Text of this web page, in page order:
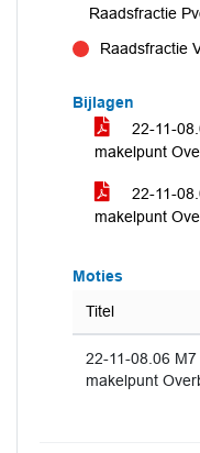
Raadsfractie
Raadsfractie
Bijlagen
22-11-
makelpunt
22-11-
makelpunt
Moties
Titel
22-11-08.06
makelpunt